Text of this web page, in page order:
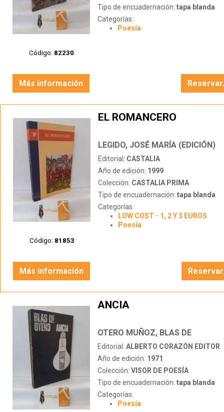
Código: 82230
Tipo de encuadernación: tapa blanda
Categorías:
Poesía
Más información
Código: 81853
EL ROMANCERO
LEGIDO, JOSÉ MARÍA (EDICIÓN)
Editorial: CASTALIA
Año de edición: 1999
Colección: CASTALIA PRIMA
Tipo de encuadernación: tapa blanda
Categorías:
LOW COST - 1, 2 Y 3 EUROS
Poesía
Más información
ANCIA
OTERO MUÑOZ, BLAS DE
Editorial: ALBERTO CORAZÓN EDITOR
Año de edición: 1971
Colección: VISOR DE POESÍA
Tipo de encuadernación: tapa blanda
Categorías:
Poesía